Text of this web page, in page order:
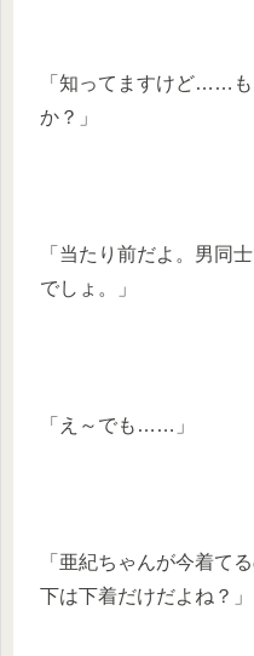
「知ってますけど……
か？」
「当たり前だよ。男同
でしょ。」
「え～でも……」
「亜紀ちゃんが今着て
下は下着だけだよね？」